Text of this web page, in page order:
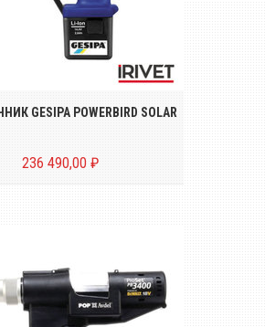
инструмент для
вытяжных заклёпок
от Ø 4.8 до 6.4 mm
GESIPA POWERBIRD SOLAR
236 490,00 ₽